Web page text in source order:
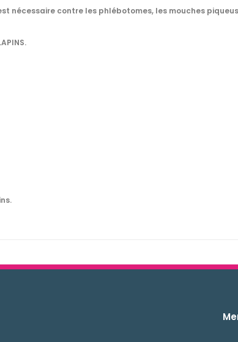
nécessaire contre les phlébotomes, les mouches